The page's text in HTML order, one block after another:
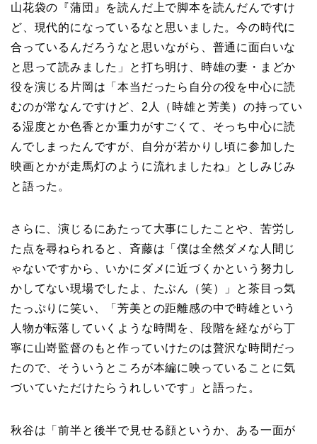
山花袋の『蒲団』を読んだ上で脚本を読んだんですけ
ど、現代的になっているなと思いました。今の時代に
合っているんだろうなと思いながら、普通に面白いな
と思って読みました」と打ち明け、時雄の妻・まどか
役を演じる片岡は「本当だったら自分の役を中心に読
むのが常なんですけど、2人（時雄と芳美）の持ってい
る湿度とか色香とか重力がすごくて、そっち中心に読
んでしまったんですが、自分が若かりし頃に参加した
映画とかが走馬灯のように流れましたね」としみじみ
と語った。
さらに、演じるにあたって大事にしたことや、苦労し
た点を尋ねられると、斉藤は「僕は全然ダメな人間じ
ゃないですから、いかにダメに近づくかという努力し
かしてない現場でしたよ、たぶん（笑）」と茶目っ気
たっぷりに笑い、「芳美との距離感の中で時雄という
人物が転落していくような時間を、段階を経ながら丁
寧に山嵜監督のもと作っていけたのは贅沢な時間だっ
たので、そういうところが本編に映っていることに気
づいていただけたらうれしいです」と語った。
秋谷は「前半と後半で見せる顔というか、ある一面が